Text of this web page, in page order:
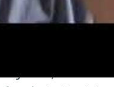
stellen, nachdem Sie